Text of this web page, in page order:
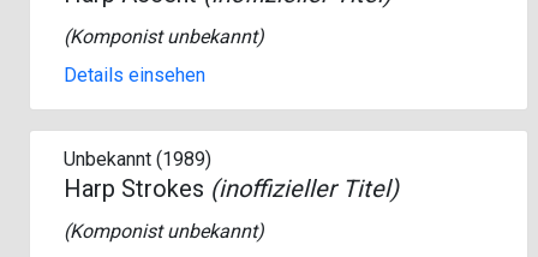
(Komponist unbekannt)
Details einsehen
Unbekannt (1989)
Harp Strokes (inoffizieller Titel)
(Komponist unbekannt)